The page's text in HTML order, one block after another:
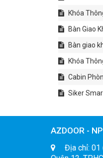
Khóa
Bàn Giao
Bàn giao
Khóa
Cabin
Siker
AZDOOR -
Địa chỉ: 01